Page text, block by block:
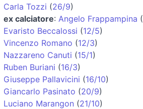
Carla Tozzi (26/9)
ex calciatore: Angelo Frappampina (
Evaristo Beccalossi (12/5)
Vincenzo Romano (12/3)
Nazzareno Canuti (15/1)
Ruben Buriani (16/3)
Giuseppe Pallavicini (16/10)
Giancarlo Pasinato (20/9)
Luciano Marangon (21/10)